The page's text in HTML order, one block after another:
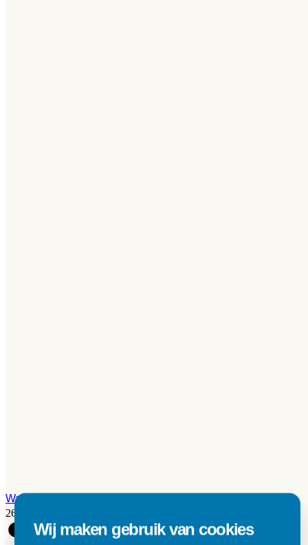
Waterpassing stone grid
26,50 per m²
Wij maken gebruik van cookies